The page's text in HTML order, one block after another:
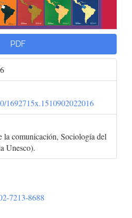
PDF
1692715x.1510902022016
la comunicación, Sociología del
Unesco).
7213-8688